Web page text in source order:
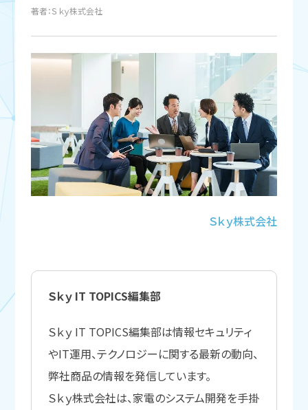
著者：Ｓｋｙ株式会社
Ｓｋｙ株式会社
Ｓｋｙ IT TOPICS編集部
Ｓｋｙ IT TOPICS編集部は情報セキュリティ
やIT運用、テクノロジーに関する最新の動向、
弊社商品の情報を発信しています。
Ｓｋｙ株式会社は、家電のシステム開発を手掛